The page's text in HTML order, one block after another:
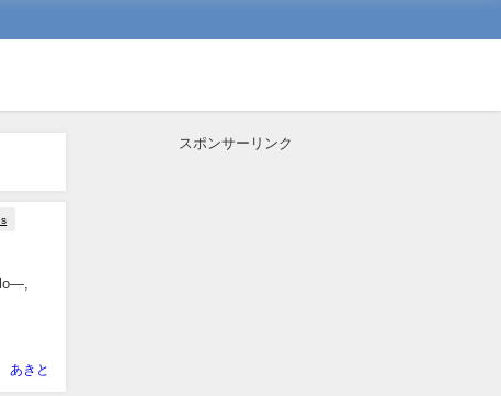
あきと
スポンサーリンク